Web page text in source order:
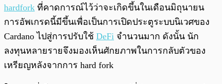
hardfork ที่คาดการณ์ไว้ว่าจะเกิดขึ้นในเดือนมิถุนายน
การอัพเกรดนี้มีขึ้นเพื่อเป็นการเปิดประตูระบบนิเวศของ
Cardano ไปสู่การปรับใช้ DeFi จำนวนมาก ดังนั้น นัก
ลงทุนหลายรายจึงมองเห็นศักยภาพในการกลับตัวของ
เหรียญหลังจากการ hard fork